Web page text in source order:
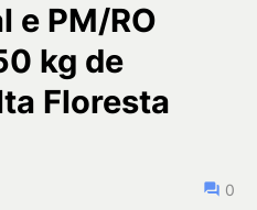
e PM/RO
kg de
Floresta
0